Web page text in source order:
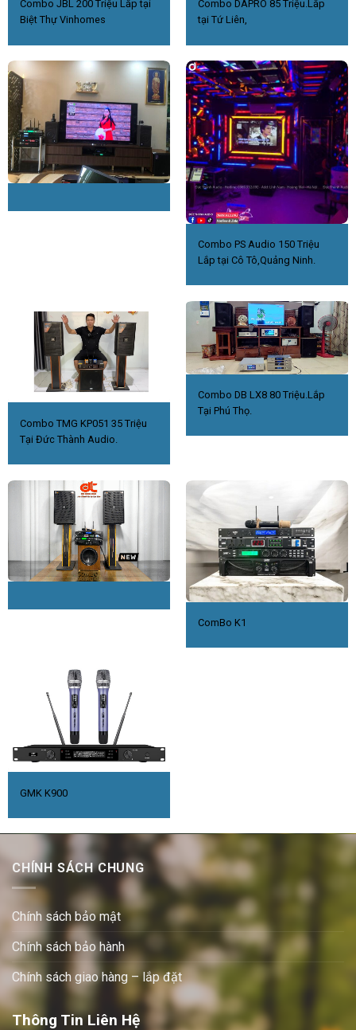
Combo JBL 200 Triệu Lắp tại
Biệt Thự Vinhomes
Combo DAPRO 85 Triệu.Lắp
tại Tứ Liên,
Combo PS Audio 150 Triệu
Lắp tại Cô Tô,Quảng Ninh.
Combo TMG KP051 35 Triệu
Tại Đức Thành Audio.
Combo DB LX8 80 Triệu.Lắp
Tại Phú Thọ.
ComBo K1
GMK K900
CHÍNH SÁCH CHUNG
Chính sách bảo mật
Chính sách bảo hành
Chính sách giao hàng – lắp đặt
Thông Tin Liên Hệ